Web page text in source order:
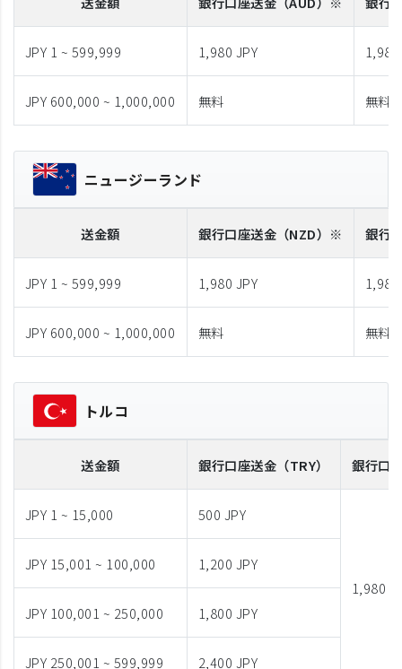
JPY 1 ~ 599,999 1,980 JPY 1,980
JPY 600,000 ~ 1,000,000 無料 無料
ニュージーランド
送金額 銀行口座送金 （NZD）※ 銀行
JPY 1 ~ 599,999 1,980 JPY 1,980
JPY 600,000 ~ 1,000,000 無料 無料
トルコ
送金額 銀行口座送金 （TRY） 銀行口
JPY 1 ~ 15,000 500 JPY
1,980
JPY 15,001 ~ 100,000 1,200 JPY
JPY 100,001 ~ 250,000 1,800 JPY
JPY 250,001 ~ 599,999 2,400 JPY